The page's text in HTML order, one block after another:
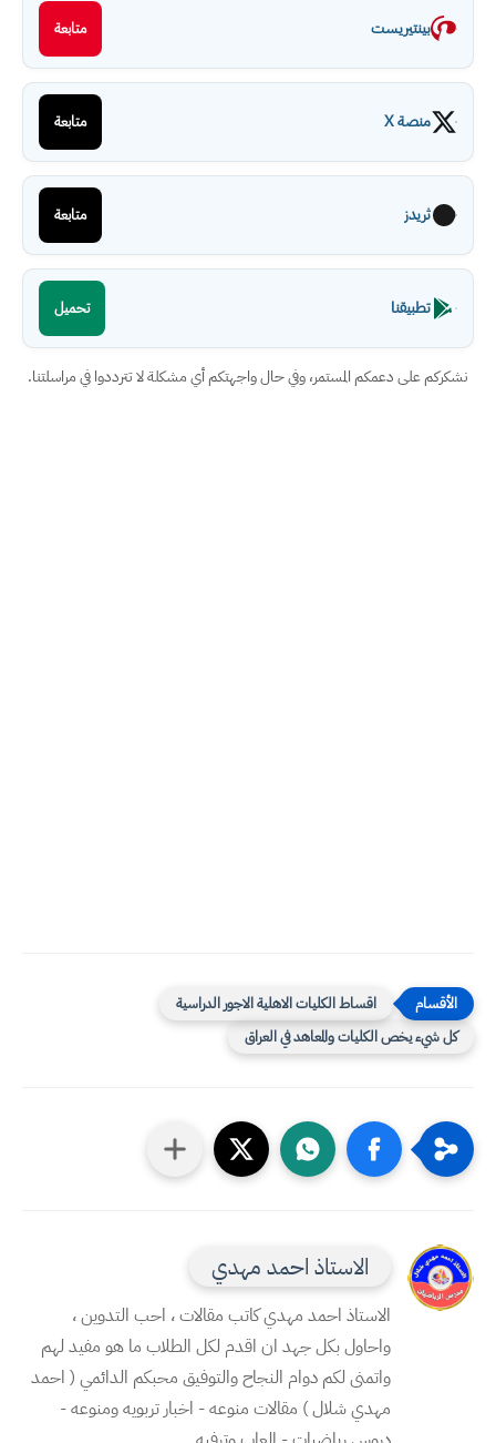
بينتيريست متابعة
منصة X متابعة
ثريدز متابعة
تطبيقنا تحميل
نشكركم على دعمكم المستمر، وفي حال واجهتكم أي مشكلة لا تترددوا في مراسلتنا.
اقساط الكليات الاهلية الاجور الدراسية
كل شيء يخص الكليات والمعاهد في العراق
الاستاذ احمد مهدي
الاستاذ احمد مهدي كاتب مقالات ، احب التدوين ،
واحاول بكل جهد ان اقدم لكل الطلاب ما هو مفيد لهم
واتمنى لكم دوام النجاح والتوفيق محبكم الدائمي ( احمد
مهدي شلال ) مقالات منوعه - اخبار تربويه ومنوعه -